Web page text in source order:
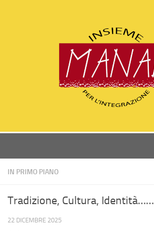
Perchè Manal
Statuto e Dati associazione
IN PRIMO PIANO
Tradizione, Cultura, Identità……
22 DICEMBRE 2025